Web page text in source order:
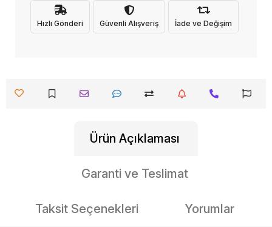
Hızlı Gönderi Güvenli Alışveriş İade ve Değişim
Ürün Açıklaması
Garanti ve Teslimat
Taksit Seçenekleri Yorumlar